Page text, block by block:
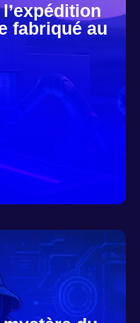
fabriqué au